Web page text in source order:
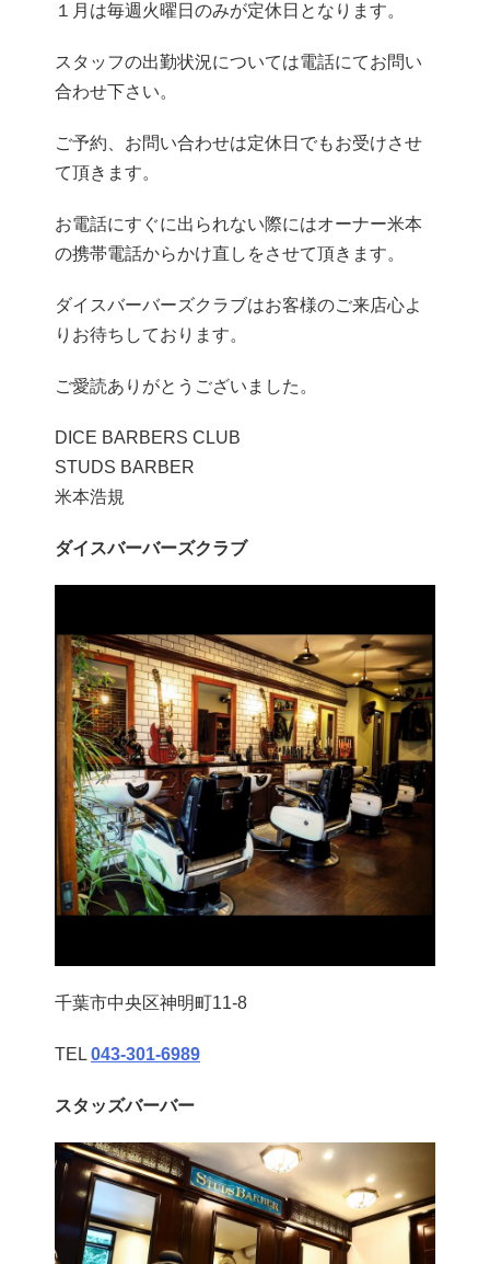
１月は毎週火曜日のみが定休日となります。
スタッフの出勤状況については電話にてお問い
合わせ下さい。
ご予約、お問い合わせは定休日でもお受けさせ
て頂きます。
お電話にすぐに出られない際にはオーナー米本
の携帯電話からかけ直しをさせて頂きます。
ダイスバーバーズクラブはお客様のご来店心よ
りお待ちしております。
ご愛読ありがとうございました。
DICE BARBERS CLUB
STUDS BARBER
米本浩規
ダイスバーバーズクラブ
千葉市中央区神明町11-8
TEL 043‐301‐6989
スタッズバーバー